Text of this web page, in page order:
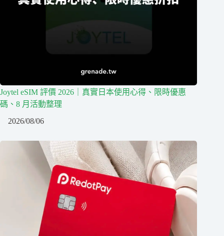
Joytel eSIM 評價 2026｜真實日本使用心得、限時優惠
碼、8 月活動整理
2026/08/06